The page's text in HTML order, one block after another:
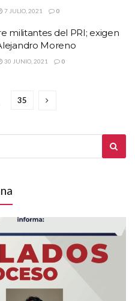
7 JULIO, 2021 0
militantes del PRI; exigen
Moreno
30 JUNIO, 2021 0
35